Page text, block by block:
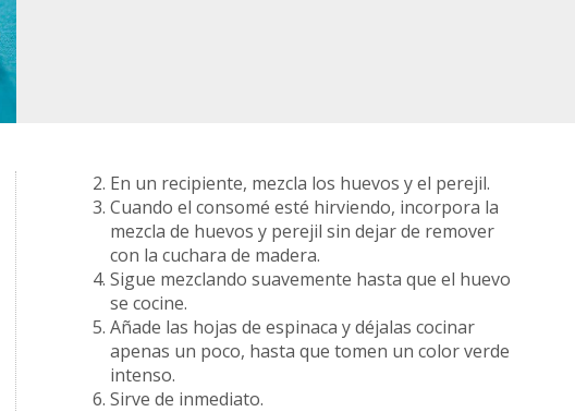
En un recipiente, mezcla los huevos y el perejil.
Cuando el consomé esté hirviendo, incorpora la
mezcla de huevos y perejil sin dejar de remover
con la cuchara de madera.
Sigue mezclando suavemente hasta que el huevo
se cocine.
Añade las hojas de espinaca y déjalas cocinar
apenas un poco, hasta que tomen un color verde
intenso.
Sirve de inmediato.